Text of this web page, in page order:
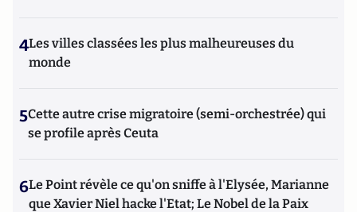
4Les villes classées les plus malheureuses du
monde
5Cette autre crise migratoire (semi-orchestrée) qui
se profile après Ceuta
6Le Point révèle ce qu'on sniffe à l'Elysée, Marianne
que Xavier Niel hacke l'Etat; Le Nobel de la Paix